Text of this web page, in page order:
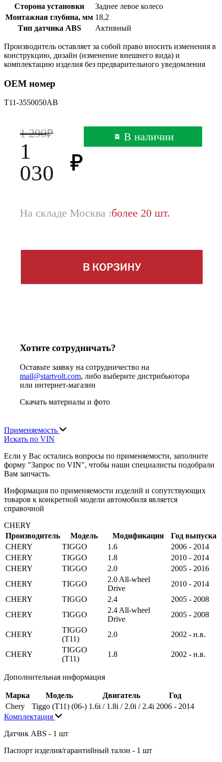
Сторона установки
Заднее левое колесо
Монтажная глубина, мм 18,2
Тип датчика ABS
Активный
Производитель оставляет за собой право вносить изменения в
конструкцию, дизайн (изменение внешнего вида) и
комплектацию изделия без предварительного уведомления
OEM номер
T11-3550050AB
1 290
1
030
В наличии
На складе Москва :более 20 шт.
В КОРЗИНУ
Хотите сотрудничать?
Оставьте заявку на сотрудничество на
mail@startvolt.com, либо выберите дистрибьютора
или интернет-магазин
Скачать материалы и фото
Применяемость
Искать по VIN
Если у Вас остались вопросы по применяемости, заполните
форму "Запрос по VIN", чтобы наши специалисты подобрали
Вам запчасть.
Информация по применяемости изделий и сопутствующих
товаров к конкретной модели автомобиля является
справочной
CHERY
Производитель
Модель Модификация
Год выпуска
CHERY
TIGGO 1.6
2006 - 2014
CHERY
TIGGO 1.8
2010 - 2014
CHERY
TIGGO 2.0
2005 - 2016
CHERY
TIGGO
2.0 All-wheel
Drive
2010 - 2014
CHERY
TIGGO 2.4
2005 - 2008
CHERY
TIGGO
2.4 All-wheel
Drive
2005 - 2008
CHERY
TIGGO
(T11)
2.0 2002 - н.в.
CHERY
TIGGO
(T11)
1.8 2002 - н.в.
Дополнительная информация
Марка Модель Двигатель
Год
Chery
Tiggo (T11) (06-) 1.6i / 1.8i / 2.0i / 2.4i 2006 - 2014
Комплектация
Датчик ABS - 1 шт
Паспорт изделия/гарантийный талон - 1 шт